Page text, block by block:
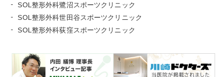
SOL整形外科鷺沼スポーツクリニック
SOL整形外科世田谷スポーツクリニック
SOL整形外科荻窪スポーツクリニック